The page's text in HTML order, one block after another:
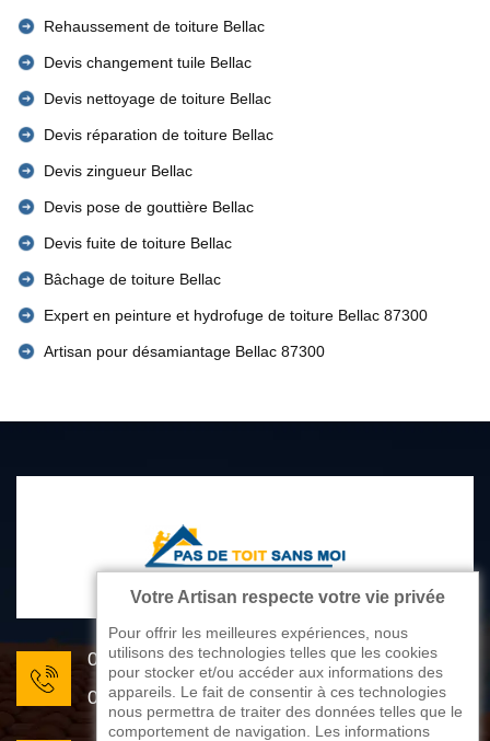
Rehaussement de toiture Bellac
Devis changement tuile Bellac
Devis nettoyage de toiture Bellac
Devis réparation de toiture Bellac
Devis zingueur Bellac
Devis pose de gouttière Bellac
Devis fuite de toiture Bellac
Bâchage de toiture Bellac
Expert en peinture et hydrofuge de toiture Bellac 87300
Artisan pour désamiantage Bellac 87300
05 33 06 22 81
07 80 33 28 62
Votre Artisan respecte votre vie privée
Pour offrir les meilleures expériences, nous
utilisons des technologies telles que les cookies
pour stocker et/ou accéder aux informations des
appareils. Le fait de consentir à ces technologies
nous permettra de traiter des données telles que le
comportement de navigation. Les informations